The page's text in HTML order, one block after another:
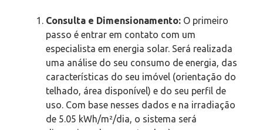
Consulta e Dimensionamento: O primeiro
passo é entrar em contato com um
especialista em energia solar. Será realizada
uma análise do seu consumo de energia, das
características do seu imóvel (orientação do
telhado, área disponível) e do seu perfil de
uso. Com base nesses dados e na irradiação
de 5.05 kWh/m²/dia, o sistema será